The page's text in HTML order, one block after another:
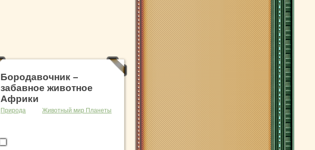
Бородавочник –
забавное животное
Африки
Природа Животный мир Планеты